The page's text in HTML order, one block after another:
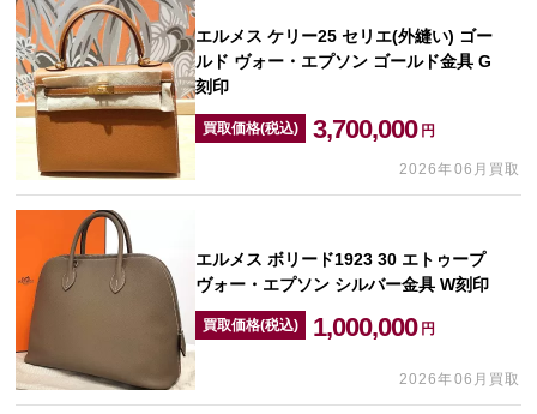
エルメス ケリー25 セリエ(外縫い) ゴー
ルド ヴォー・エプソン ゴールド金具 G
刻印
買取価格(税込) 3,700,000 円
2026年06月買取
エルメス ボリード1923 30 エトゥープ
ヴォー・エプソン シルバー金具 W刻印
買取価格(税込) 1,000,000 円
2026年06月買取